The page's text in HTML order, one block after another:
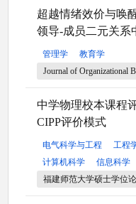
超越情绪效价与唤
领导-成员二元关系
管理学
教育学
Journal of Organizational
中学物理校本课程
CIPP评价模式
电气科学与工程 工程
计算机科学
信息科学
福建师范大学硕士学位